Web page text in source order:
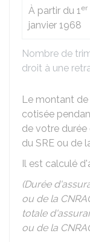
Nombre de
droit à une
À partir du 1er
janvier 1968
Le montant
cotisée
de votre
du SRE ou de
Il est calculé
(Durée
ou de la
totale
ou de la